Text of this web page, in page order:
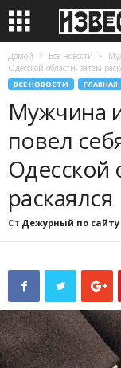
Домой Все новости
Одесской области, затем
ВСЕ НОВОСТИ ГЛАВНАЯ
Мужчина
повел
Одесской
раскаялся
От Дежурный по сайту